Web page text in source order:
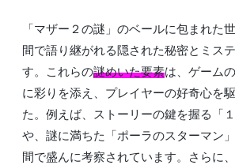
「マザー２の謎」のベールに包まれた
間で語り継がれる隠された秘密とミス
す。これらの謎めいた要素は、ゲームの
に彩りを添え、プレイヤーの好奇心を
た。例えば、ストーリーの鍵を握る「
や、謎に満ちた「ポーラのスターマン
間で盛んに考察されています。さらに